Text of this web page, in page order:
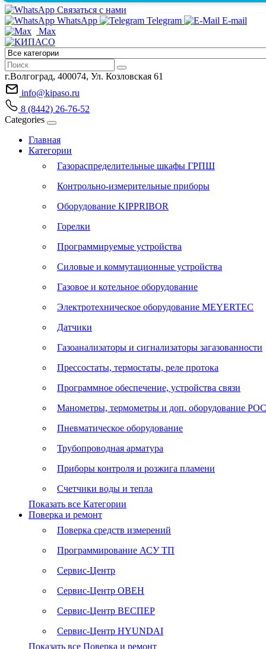
Связаться с нами
WhatsApp
Telegram
E-mail
Max
г.Волгоград, 400074, Ул. Козловская 61
info@kipaso.ru
8 (8442) 26-76-52
Categories
Главная
Категории
Газораспределительные шкафы ГРПШ
Контрольно-измерительные приборы
Оборудование KIPPRIBOR
Горелки
Программируемые устройства
Силовые и коммутационные устройства
Газовое и котельное оборудование
Электротехническое оборудование MEYERTEC
Датчики
Газоанализаторы и сигнализаторы загазованности
Прессостаты, термостаты, реле протока
Программное обеспечение, устройства связи
Манометры, термометры и доп. оборудование
Пневматическое оборудование
Трубопроводная арматура
Приборы контроля и розжига пламени
Счетчики воды и тепла
Показать все Категории
Поверка и ремонт
Поверка средств измерений
Программирование АСУ ТП
Сервис-Центр
Сервис-Центр ОВЕН
Сервис-Центр ВЕСПЕР
Сервис-Центр HYUNDAI
Показать все Поверка и ремонт